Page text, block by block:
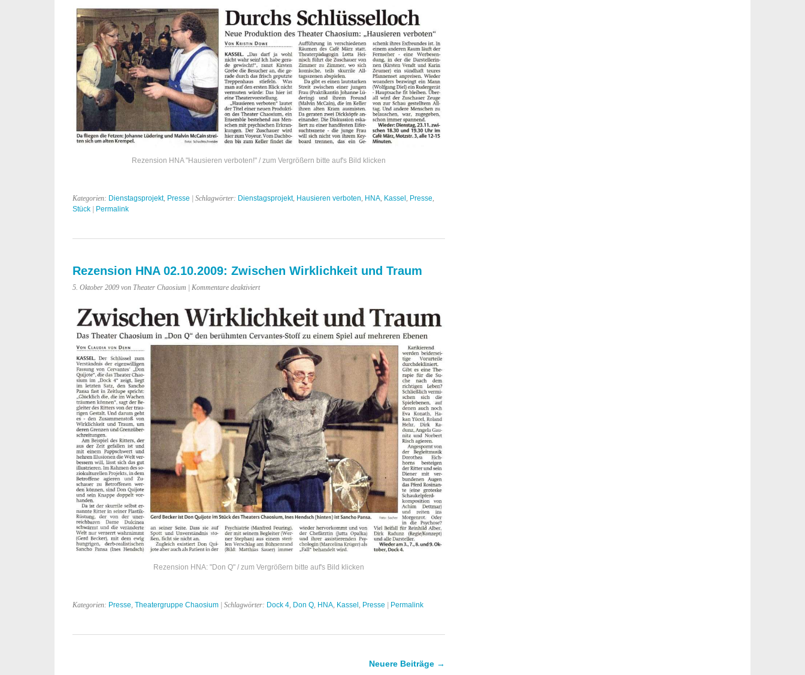
HNA
18.11.2010:
Durchs
Schlüsselloch
Rezension HNA "Hausieren verboten!" / zum Vergrößern bitte auf's Bild klicken
Kategorien: Dienstagsprojekt, Presse | Schlagwörter: Dienstagsprojekt, Hausieren verboten, HNA, Kassel , Presse,
Stück
Permalink
Rezension HNA 02.10.2009: Zwischen Wirklichkeit und Traum
5. Oktober 2009 von Theater Chaosium | Kommentare deaktiviertfür
HNA
02.10.2009:
Wirklichkeit
und
Traum
Rezension HNA: "Don Q" / zum Vergrößern bitte auf's Bild klicken
Kategorien: Presse, Theatergruppe Chaosium | Schlagwörter: Dock 4, Don Q, HNA, Kassel , Presse Permalink
Neuere Beiträge →